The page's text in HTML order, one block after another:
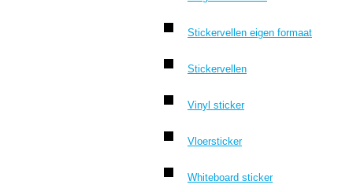
Stickervellen eigen formaat
Stickervellen
Vinyl sticker
Vloersticker
Whiteboard sticker